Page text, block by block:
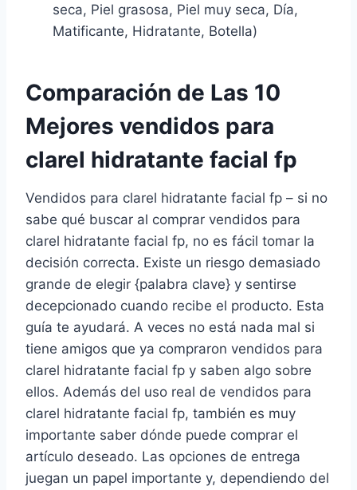
seca, Piel grasosa, Piel muy seca, Día,
Matificante, Hidratante, Botella)
Comparación de Las 10
Mejores vendidos para
clarel hidratante facial fp
Vendidos para clarel hidratante facial fp – si no
sabe qué buscar al comprar vendidos para
clarel hidratante facial fp, no es fácil tomar la
decisión correcta. Existe un riesgo demasiado
grande de elegir {palabra clave} y sentirse
decepcionado cuando recibe el producto. Esta
guía te ayudará. A veces no está nada mal si
tiene amigos que ya compraron vendidos para
clarel hidratante facial fp y saben algo sobre
ellos. Además del uso real de vendidos para
clarel hidratante facial fp, también es muy
importante saber dónde puede comprar el
artículo deseado. Las opciones de entrega
juegan un papel importante y, dependiendo del